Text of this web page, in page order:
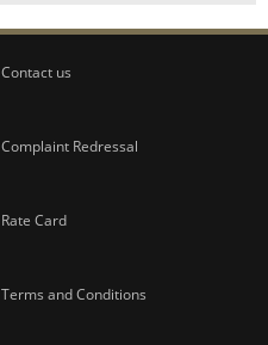
Contact us
Complaint Redressal
Rate Card
Terms and Conditions